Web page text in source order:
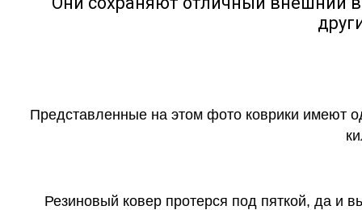
Представленные на этом фото коврики имеют
Резиновый ковер протерся под пяткой, да и